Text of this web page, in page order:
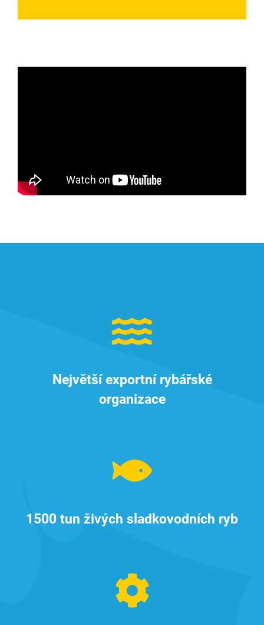
Největší exportní rybářské
organizace
1500 tun živých sladkovodních ryb